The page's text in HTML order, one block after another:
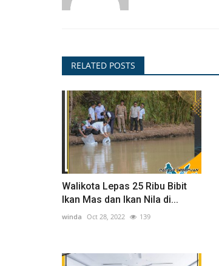
RELATED POSTS
Walikota Lepas 25 Ribu Bibit
Ikan Mas dan Ikan Nila di...
winda Oct 28, 2022 139